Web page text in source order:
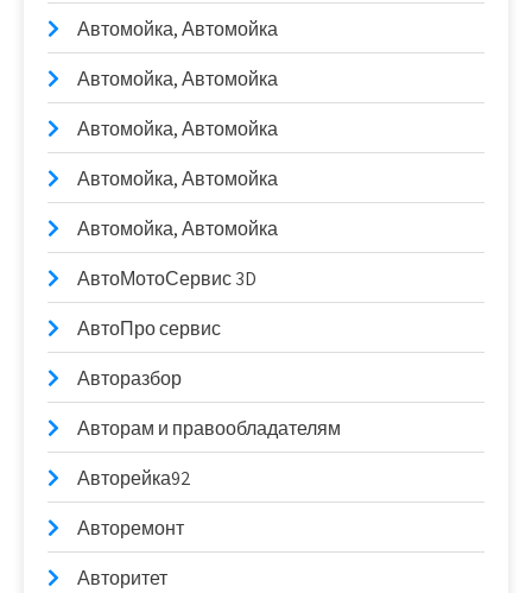
Автомойка, Автомойка
Автомойка, Автомойка
Автомойка, Автомойка
Автомойка, Автомойка
Автомойка, Автомойка
АвтоМотоСервис 3D
АвтоПро сервис
Авторазбор
Авторам и правообладателям
Авторейка92
Авторемонт
Авторитет